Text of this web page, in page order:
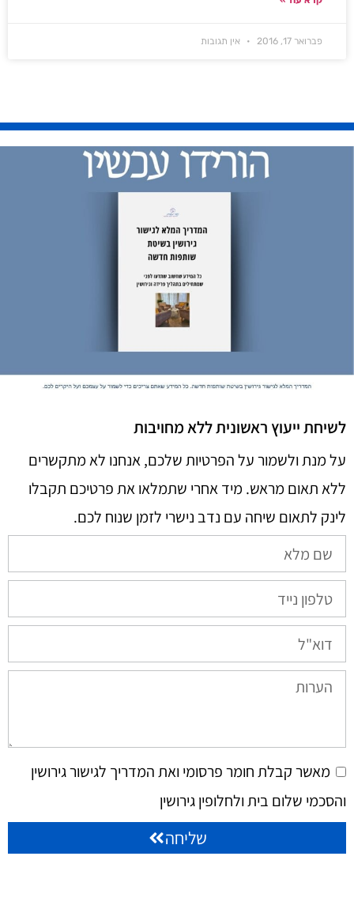
פברואר 17, 2016 אין תגובות
לשיחת ייעוץ ראשונית ללא מחויבות
על מנת ולשמור על הפרטיות שלכם, אנחנו לא מתקשרים
ללא תאום מראש. מיד אחרי שתמלאו את פרטיכם תקבלו
לינק לתאום שיחה עם נדב נישרי לזמן שנוח לכם.​
מאשר קבלת חומר פרסומי ואת המדריך לגישור גירושין
והסכמי שלום בית ולחלופין גירושין
שליחה